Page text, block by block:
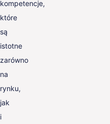
kompetencje,
które
są
istotne
zarówno
na
rynku,
jak
i